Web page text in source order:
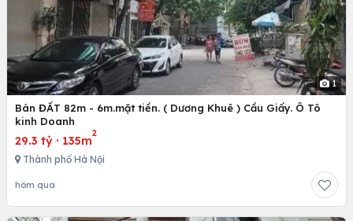
1
Bán ĐẤT 82m - 6m.mặt tiền. ( Dương Khuê ) Cầu Giấy. Ô Tô
kinh Doanh
29.3 tỷ · 135m
2
Thành phố Hà Nội
hôm qua